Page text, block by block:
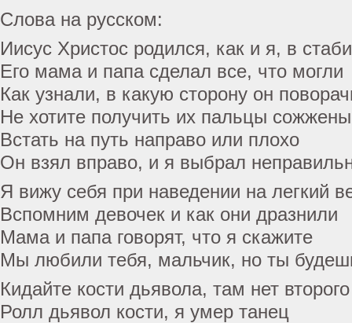
Слова на русском:
Иисус Христос родился, как и я, в
Его мама и папа сделал все, что могли
Как узнали, в какую сторону он
Не хотите получить их пальцы сожжены
Встать на путь направо или плохо
Он взял вправо, и я выбрал
Я вижу себя при наведении на легкий
Вспомним девочек и как они дразнили
Мама и папа говорят, что я скажите
Мы любили тебя, мальчик, но ты
Кидайте кости дьявола, там нет
Ролл дьявол кости, я умер танец